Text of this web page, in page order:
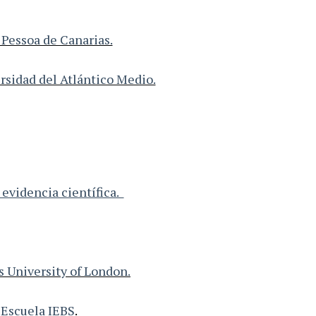
de Canarias.
del Atlántico Medio.
evidencia científica.
University of London.
Escuela IEBS.